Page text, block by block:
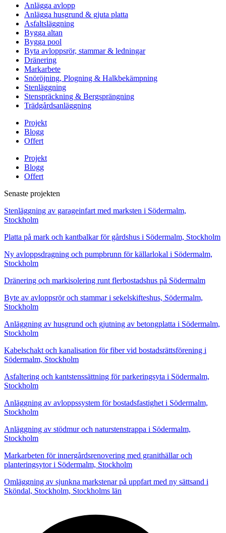
Anlägga avlopp
Anlägga husgrund & gjuta platta
Asfaltsläggning
Bygga altan
Bygga pool
Byta avloppsrör, stammar & ledningar
Dränering
Markarbete
Snöröjning, Plogning & Halkbekämpning
Stenläggning
Stenspräckning & Bergsprängning
Trädgårdsanläggning
Projekt
Blogg
Offert
Projekt
Blogg
Offert
Senaste projekten
Stenläggning av garageinfart med marksten i Södermalm,
Stockholm
Platta på mark och kantbalkar för gårdshus i Södermalm, Stockholm
Ny avloppsdragning och pumpbrunn för källarlokal i Södermalm,
Stockholm
Dränering och markisolering runt flerbostadshus på Södermalm
Byte av avloppsrör och stammar i sekelskifteshus, Södermalm,
Stockholm
Anläggning av husgrund och gjutning av betongplatta i Södermalm,
Stockholm
Kabelschakt och kanalisation för fiber vid bostadsrättsförening i
Södermalm, Stockholm
Asfaltering och kantstenssättning för parkeringsyta i Södermalm,
Stockholm
Anläggning av avloppssystem för bostadsfastighet i Södermalm,
Stockholm
Anläggning av stödmur och naturstenstrappa i Södermalm,
Stockholm
Markarbeten för innergårdsrenovering med granithällar och
planteringsytor i Södermalm, Stockholm
Omläggning av sjunkna markstenar på uppfart med ny sättsand i
Sköndal, Stockholm, Stockholms län